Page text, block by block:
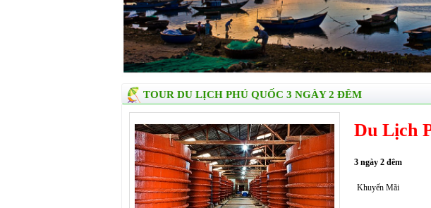
TOUR DU LỊCH PHÚ QUỐC 3 NGÀY 2 ĐÊM
Du Lịch
3 ngày 2 đêm
Khuyến Mãi